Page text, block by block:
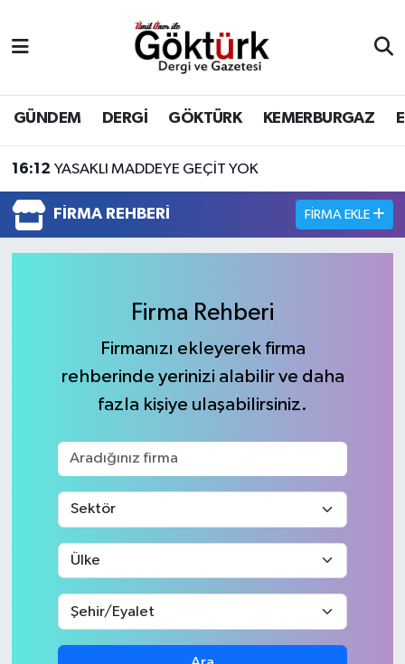
GÜNDEM DERGİ GÖKTÜRK KEMERBURGAZ
16:12 YASAKLI MADDEYE GEÇİT YOK
FIRMA REHBERI FIRMA EKLE
Firma Rehberi
Firmanızı ekleyerek firma
rehberinde yerinizi alabilir ve daha
fazla kişiye ulaşabilirsiniz.
BİLİM
DERGİ
DÜNYA
EĞİTİM
GÖKTÜRK
MAGAZİN
ÖZEL HABER
SAĞLIK
Eyüpsultan Hava Durumu
Eyüpsultan Trafik Yoğunluk Haritası
Süper Lig Puan Durumu ve Fikstür
Tüm Manşetler
Son Dakika Haberleri